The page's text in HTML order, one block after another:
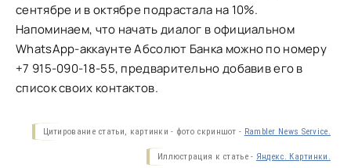
сентябре и в октябре подрастала на 10%.
Напоминаем, что начать диалог в официальном
WhatsApp-аккаунте Абсолют Банка можно по номеру
+7 915-090-18-55, предварительно добавив его в
список своих контактов.
Цитирование статьи, картинки - фото скриншот - Rambler News Service.
Иллюстрация к статье - Яндекс. Картинки.